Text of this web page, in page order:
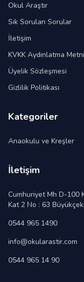
Okul Araştır
Sık Sorulan Sorular
İletişim
KVKK Aydınlatma Metni
Üyelik Sözleşmesi
Gizlilik Politikası
Kategoriler
Anaokulu ve Kreşler
İletişim
Cumhuriyet Mh D-100
Kat 2 No : 63
0544 965 1490
info@okularastir.com
0544 965 14 90